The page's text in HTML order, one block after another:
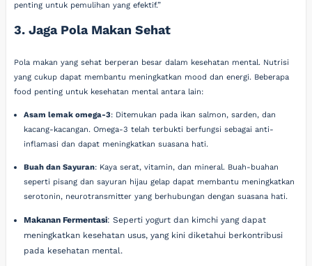
penting untuk pemulihan yang efektif.”
3. Jaga Pola Makan Sehat
Pola makan yang sehat berperan besar dalam kesehatan mental. Nutrisi
yang cukup dapat membantu meningkatkan mood dan energi. Beberapa
food penting untuk kesehatan mental antara lain:
Asam lemak omega-3: Ditemukan pada ikan salmon, sarden, dan
kacang-kacangan. Omega-3 telah terbukti berfungsi sebagai anti-
inflamasi dan dapat meningkatkan suasana hati.
Buah dan Sayuran: Kaya serat, vitamin, dan mineral. Buah-buahan
seperti pisang dan sayuran hijau gelap dapat membantu meningkatkan
serotonin, neurotransmitter yang berhubungan dengan suasana hati.
Makanan Fermentasi: Seperti yogurt dan kimchi yang dapat
meningkatkan kesehatan usus, yang kini diketahui berkontribusi
pada kesehatan mental.